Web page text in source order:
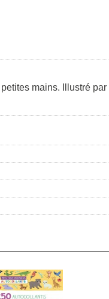
mains. Illustré